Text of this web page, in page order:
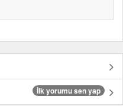
İlk yorumu sen yap